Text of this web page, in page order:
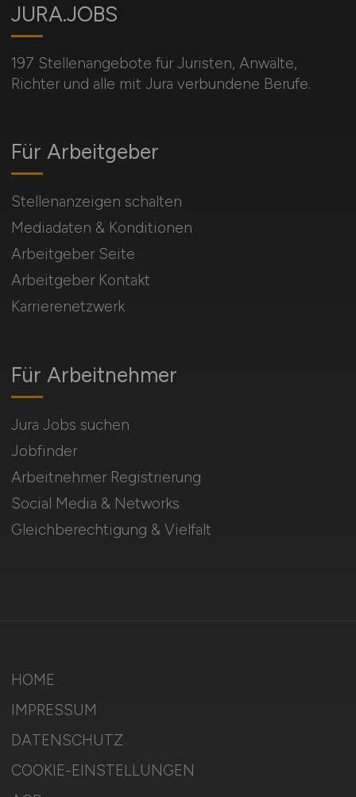
JURA.JOBS
197 Stellenangebote für Juristen, Anwälte,
Richter und alle mit Jura verbundene Berufe.
Für Arbeitnehmer
Jura Jobs suchen
Jobfinder
Arbeitnehmer Registrierung
Social Media & Networks
Gleichberechtigung & Vielfalt
Für Arbeitgeber
Stellenanzeigen schalten
Mediadaten & Konditionen
Arbeitgeber Seite
Arbeitgeber Kontakt
Karrierenetzwerk
HOME
IMPRESSUM
DATENSCHUTZ
COOKIE-EINSTELLUNGEN